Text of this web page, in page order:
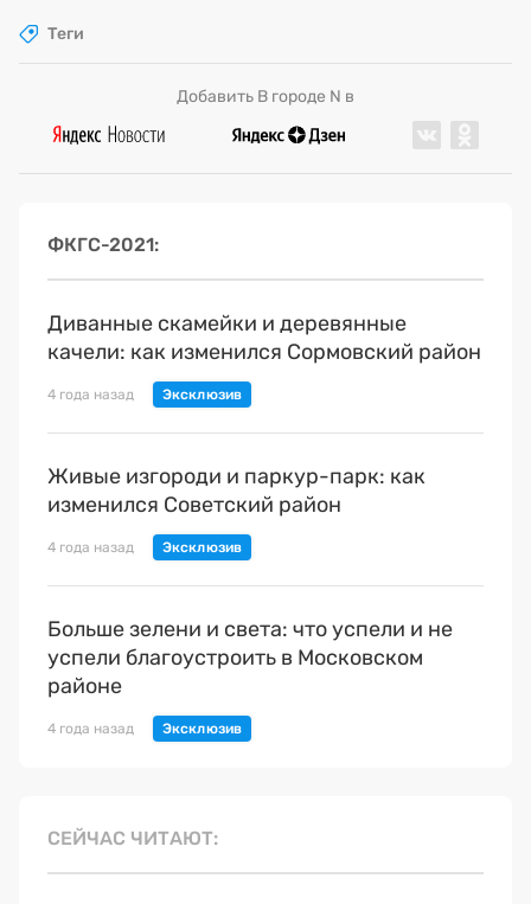
Теги
Добавить В городе N в
ФКГС-2021
Диванные скамейки и деревянные
качели: как изменился Сормовский район
4 года назад
Живые изгороди и паркур-парк: как
изменился Советский район
4 года назад
Больше зелени и света: что успели и не
успели благоустроить в Московском
районе
4 года назад
СЕЙЧАС ЧИТАЮТ